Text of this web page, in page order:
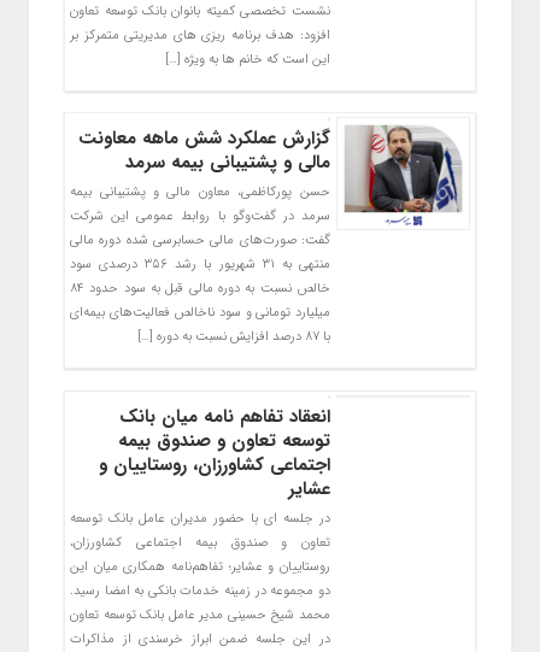
نشست تخصصی کمیته بانوان بانک توسعه تعاون
افزود: هدف برنامه ریزی های مدیریتی متمرکز بر
این است که خانم ها به ویژه […]
گزارش عملکرد شش ماهه معاونت
مالی و پشتیبانی بیمه سرمد
حسن پورکاظمی، معاون مالی و پشتیبانی بیمه
سرمد در گفت‌وگو با روابط عمومی این شرکت
گفت: صورت‌های مالی حسابرسی شده دوره مالی
منتهی به ۳۱ شهریور با رشد ۳۵۶ درصدی سود
خالص نسبت به دوره مالی قبل به سود حدود ۸۴
میلیارد تومانی و سود ناخالص فعالیت‌های بیمه‌ای
با ۸۷ درصد افزایش نسبت به دوره […]
انعقاد تفاهم نامه میان بانک
توسعه تعاون و صندوق بیمه
اجتماعی کشاورزان، روستاییان و
عشایر
در جلسه ای با حضور مدیران عامل بانک توسعه
تعاون و صندوق بیمه اجتماعی کشاورزان،
روستاییان و عشایر؛ تفاهم‌نامه همکاری میان این
دو مجموعه در زمینه خدمات بانکی به امضا رسید.
محمد شیخ حسینی مدیر عامل بانک توسعه تعاون
در این جلسه ضمن ابراز خرسندی از مذاکرات